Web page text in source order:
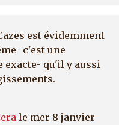
est évidemment
-c'est une
exacte- qu'il y aussi
le mer 8 janvier